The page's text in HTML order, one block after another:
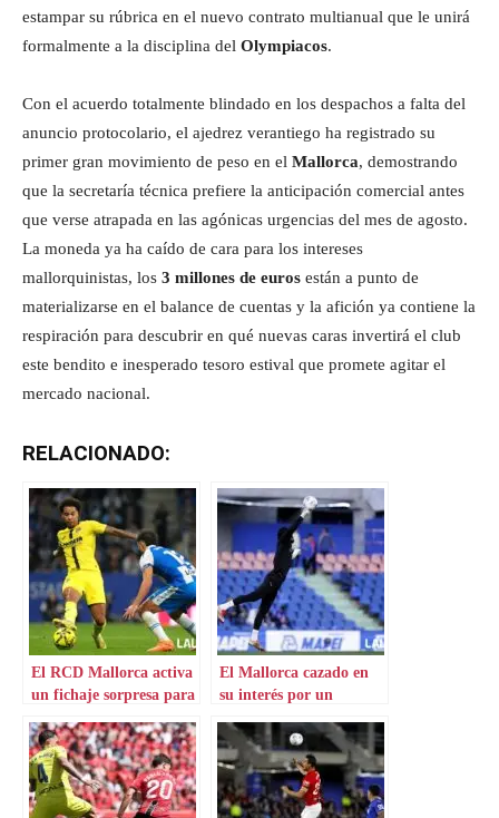
estampar su rúbrica en el nuevo contrato multianual que le unirá
formalmente a la disciplina del Olympiacos.
Con el acuerdo totalmente blindado en los despachos a falta del
anuncio protocolario, el ajedrez verantiego ha registrado su
primer gran movimiento de peso en el Mallorca, demostrando
que la secretaría técnica prefiere la anticipación comercial antes
que verse atrapada en las agónicas urgencias del mes de agosto.
La moneda ya ha caído de cara para los intereses
mallorquinistas, los 3 millones de euros están a punto de
materializarse en el balance de cuentas y la afición ya contiene la
respiración para descubrir en qué nuevas caras invertirá el club
este bendito e inesperado tesoro estival que promete agitar el
mercado nacional.
RELACIONADO:
El RCD Mallorca activa
un fichaje sorpresa para
El Mallorca cazado en
su interés por un